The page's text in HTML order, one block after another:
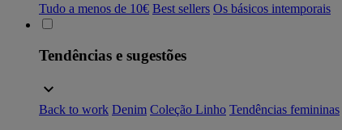
Tudo a menos de 10€ Best sellers Os básicos intemporais
Tendências e sugestões
Back to work Denim Coleção Linho Tendências femininas